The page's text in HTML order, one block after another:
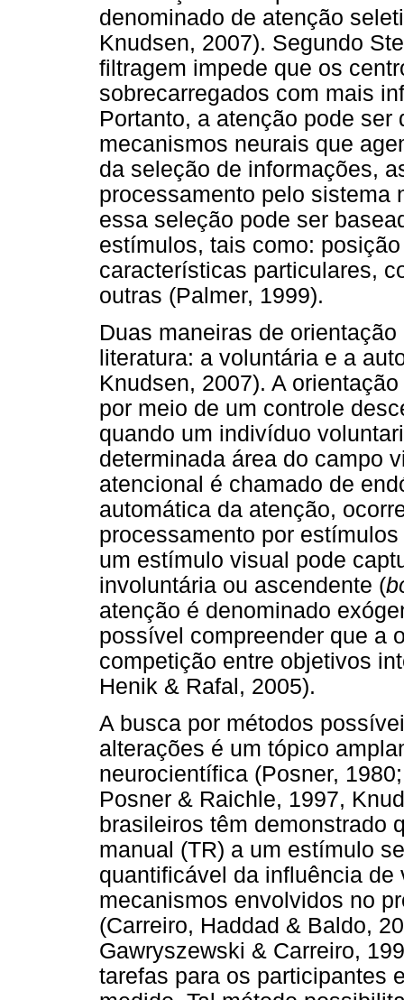
denominado de atenção
Knudsen, 2007). Segundo
filtragem impede que os
sobrecarregados com mais
Portanto, a atenção pode
mecanismos neurais que
da seleção de informações,
processamento pelo sistema
essa seleção pode ser
estímulos, tais como:
características particulares,
outras (Palmer, 1999).
Duas maneiras de
literatura: a voluntária e a
Knudsen, 2007). A
por meio de um controle
quando um indivíduo
determinada área do campo
atencional é chamado de
automática da atenção,
processamento por
um estímulo visual pode
involuntária ou ascendente (
atenção é denominado
possível compreender que a
competição entre objetivos
Henik & Rafal, 2005).
A busca por métodos
alterações é um tópico
neurocientífica (Posner,
Posner & Raichle, 1997,
brasileiros têm demonstrado
manual (TR) a um estímulo
quantificável da influência
mecanismos envolvidos no
(Carreiro, Haddad & Baldo,
Gawryszewski & Carreiro,
tarefas para os participantes